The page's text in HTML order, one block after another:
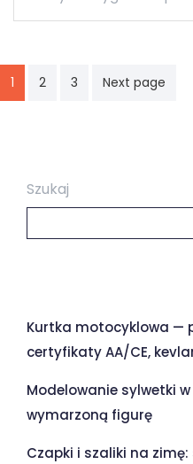
Stronicowanie
wpisów
1 2 3 Next page
Szukaj
Kurtka motocyklowa —
certyfikaty AA/CE,
Modelowanie sylwetki
wymarzoną figurę
Czapki i szaliki na